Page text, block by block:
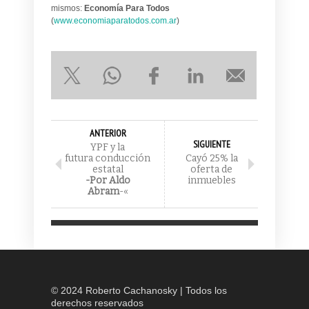
mismos: Economía Para Todos
(www.economiaparatodos.com.ar)
ANTERIOR
YPFy la
futura conducción
estatal
-Por Aldo
Abram-«
SIGUIENTE
Cayó 25% la
oferta de
inmuebles
© 2024 Roberto Cachanosky | Todos los
derechos reservados